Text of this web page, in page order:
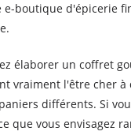
boutique d'épicerie
élaborer un coffret
vraiment l'être cher à
différents. Si
que vous envisagez